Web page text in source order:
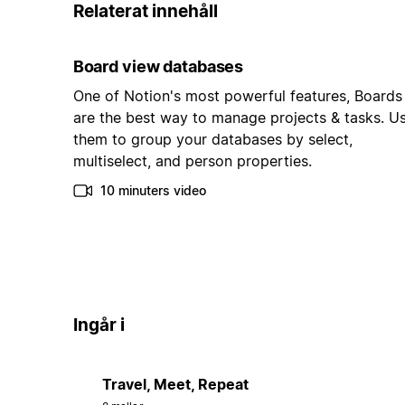
Relaterat innehåll
Board view databases
One of Notion's most powerful features, Boards
are the best way to manage projects & tasks.
them to group your databases by select,
multiselect, and person properties.
10 minuters video
Ingår i
Travel, Meet, Repeat